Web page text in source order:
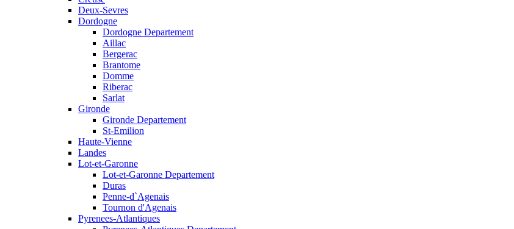
Deux-Sevres
Dordogne
Dordogne Departement
Aillac
Bergerac
Brantome
Domme
Riberac
Sarlat
Gironde
Gironde Departement
St-Emilion
Haute-Vienne
Landes
Lot-et-Garonne
Lot-et-Garonne Departement
Duras
Penne-d`Agenais
Tournon d'Agenais
Pyrenees-Atlantiques